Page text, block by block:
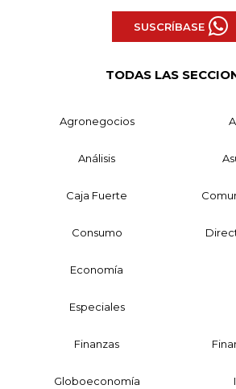
SUSCRÍBASE
TODAS LAS
Agronegocios
Análisis
Caja Fuerte
Consumo
Economía
Especiales
Finanzas
Globoeconomía